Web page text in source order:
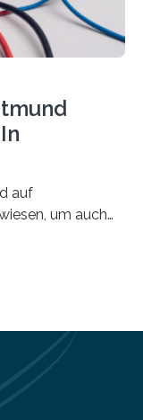
auf
um auch
Batteriezellen,
und
bis
in die Schulzeit:
viel Energie in